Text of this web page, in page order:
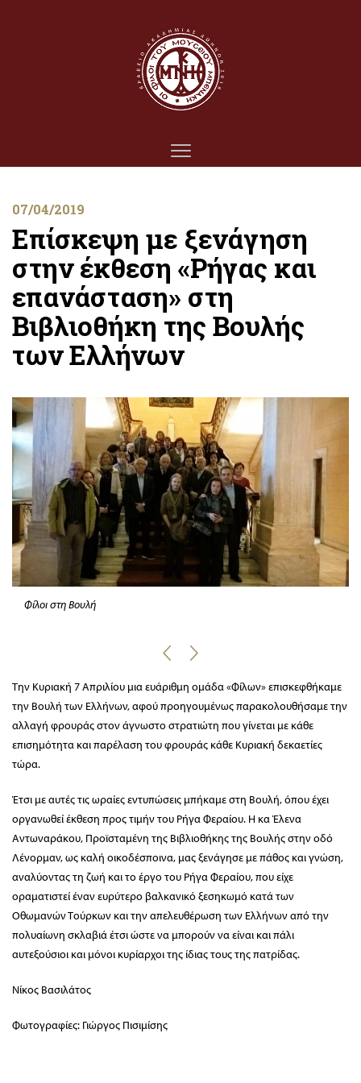
07/04/2019
Επίσκεψη με ξενάγηση
στην έκθεση «Ρήγας και
επανάσταση» στη
Βιβλιοθήκη της Βουλής
των Ελλήνων
Φίλοι στη Βουλή
Την Κυριακή 7 Απριλίου μια ευάριθμη ομάδα «Φίλων» επισκεφθήκαμε
την Βουλή των Ελλήνων, αφού προηγουμένως παρακολουθήσαμε την
αλλαγή φρουράς στον άγνωστο στρατιώτη που γίνεται με κάθε
επισημότητα και παρέλαση του φρουράς κάθε Κυριακή δεκαετίες
τώρα.
Έτσι με αυτές τις ωραίες εντυπώσεις μπήκαμε στη Βουλή, όπου έχει
οργανωθεί έκθεση προς τιμήν του Ρήγα Φεραίου. Η κα Έλενα
Αντωναράκου, Προϊσταμένη της Βιβλιοθήκης της Βουλής στην οδό
Λένορμαν, ως καλή οικοδέσποινα, μας ξενάγησε με πάθος και γνώση,
αναλύοντας τη ζωή και το έργο του Ρήγα Φεραίου, που είχε
οραματιστεί έναν ευρύτερο βαλκανικό ξεσηκωμό κατά των
Οθωμανών Τούρκων και την απελευθέρωση των Ελλήνων από την
πολυαίωνη σκλαβιά έτσι ώστε να μπορούν να είναι και πάλι
αυτεξούσιοι και μόνοι κυρίαρχοι της ίδιας τους της πατρίδας.
Νίκος Βασιλάτος
Φωτογραφίες: Γιώργος Πισιμίσης